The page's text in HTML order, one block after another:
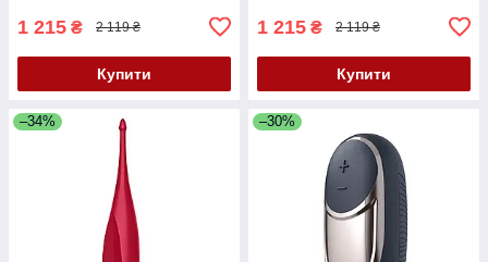
1 215 ₴ 2 119 ₴
Купити
1 215 ₴ 2 119 ₴
Купити
–34% –30%